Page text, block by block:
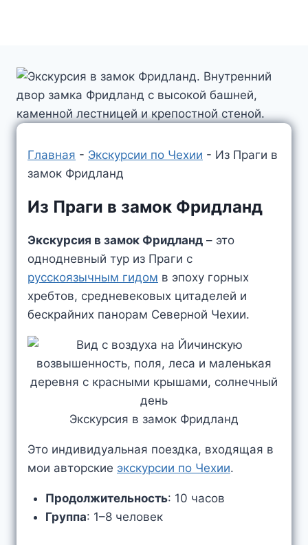
Главная - Экскурсии по Чехии - Из Праги в
замок Фридланд
Из Праги в замок Фридланд
Экскурсия в замок Фридланд – это
однодневный тур из Праги с
русскоязычным гидом в эпоху горных
хребтов, средневековых цитаделей и
бескрайних панорам Северной Чехии.
Экскурсия в замок Фридланд
Это индивидуальная поездка, входящая в
мои авторские экскурсии по Чехии.
Продолжительность: 10 часов
Группа: 1–8 человек